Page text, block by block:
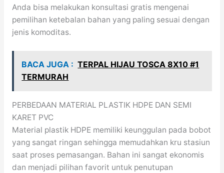
Anda bisa melakukan konsultasi gratis mengenai
pemilihan ketebalan bahan yang paling sesuai dengan
jenis komoditas.
BACA JUGA : TERPAL HIJAU TOSCA 8X10 #1
TERMURAH
PERBEDAAN MATERIAL PLASTIK HDPE DAN SEMI
KARET PVC
Material plastik HDPE memiliki keunggulan pada bobot
yang sangat ringan sehingga memudahkan kru stasiun
saat proses pemasangan. Bahan ini sangat ekonomis
dan menjadi pilihan favorit untuk penutupan